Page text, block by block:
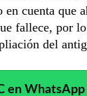
cuenta que
fallece, por
del
en WhatsApp